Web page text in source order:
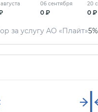
06 сентября
0 ₽
20
0 ₽
за услугу АО «Плайт»5%